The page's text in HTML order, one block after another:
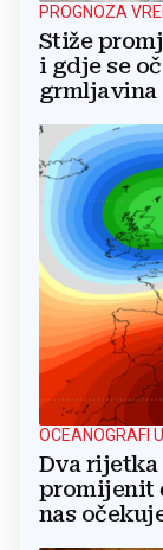
PROGNOZA
Stiže
i gdje se
grmljavina
OCEANOGRAFI
Dva rijetka
promijenit
nas